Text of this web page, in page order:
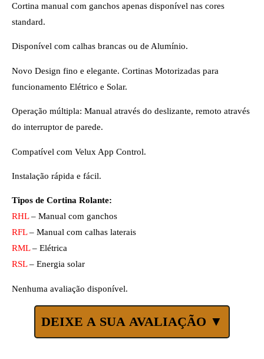
Cortina manual com ganchos apenas disponível nas cores
standard.
Disponível com calhas brancas ou de Alumínio.
Novo Design fino e elegante. Cortinas Motorizadas para
funcionamento Elétrico e Solar.
Operação múltipla: Manual através do deslizante, remoto através
do interruptor de parede.
Compatível com Velux App Control.
Instalação rápida e fácil.
Tipos de Cortina Rolante:
RHL– Manual com ganchos
RFL– Manual com calhas laterais
RML– Elétrica
RSL– Energia solar
Nenhuma avaliação disponível.
DEIXE A SUA AVALIAÇÃO ▼